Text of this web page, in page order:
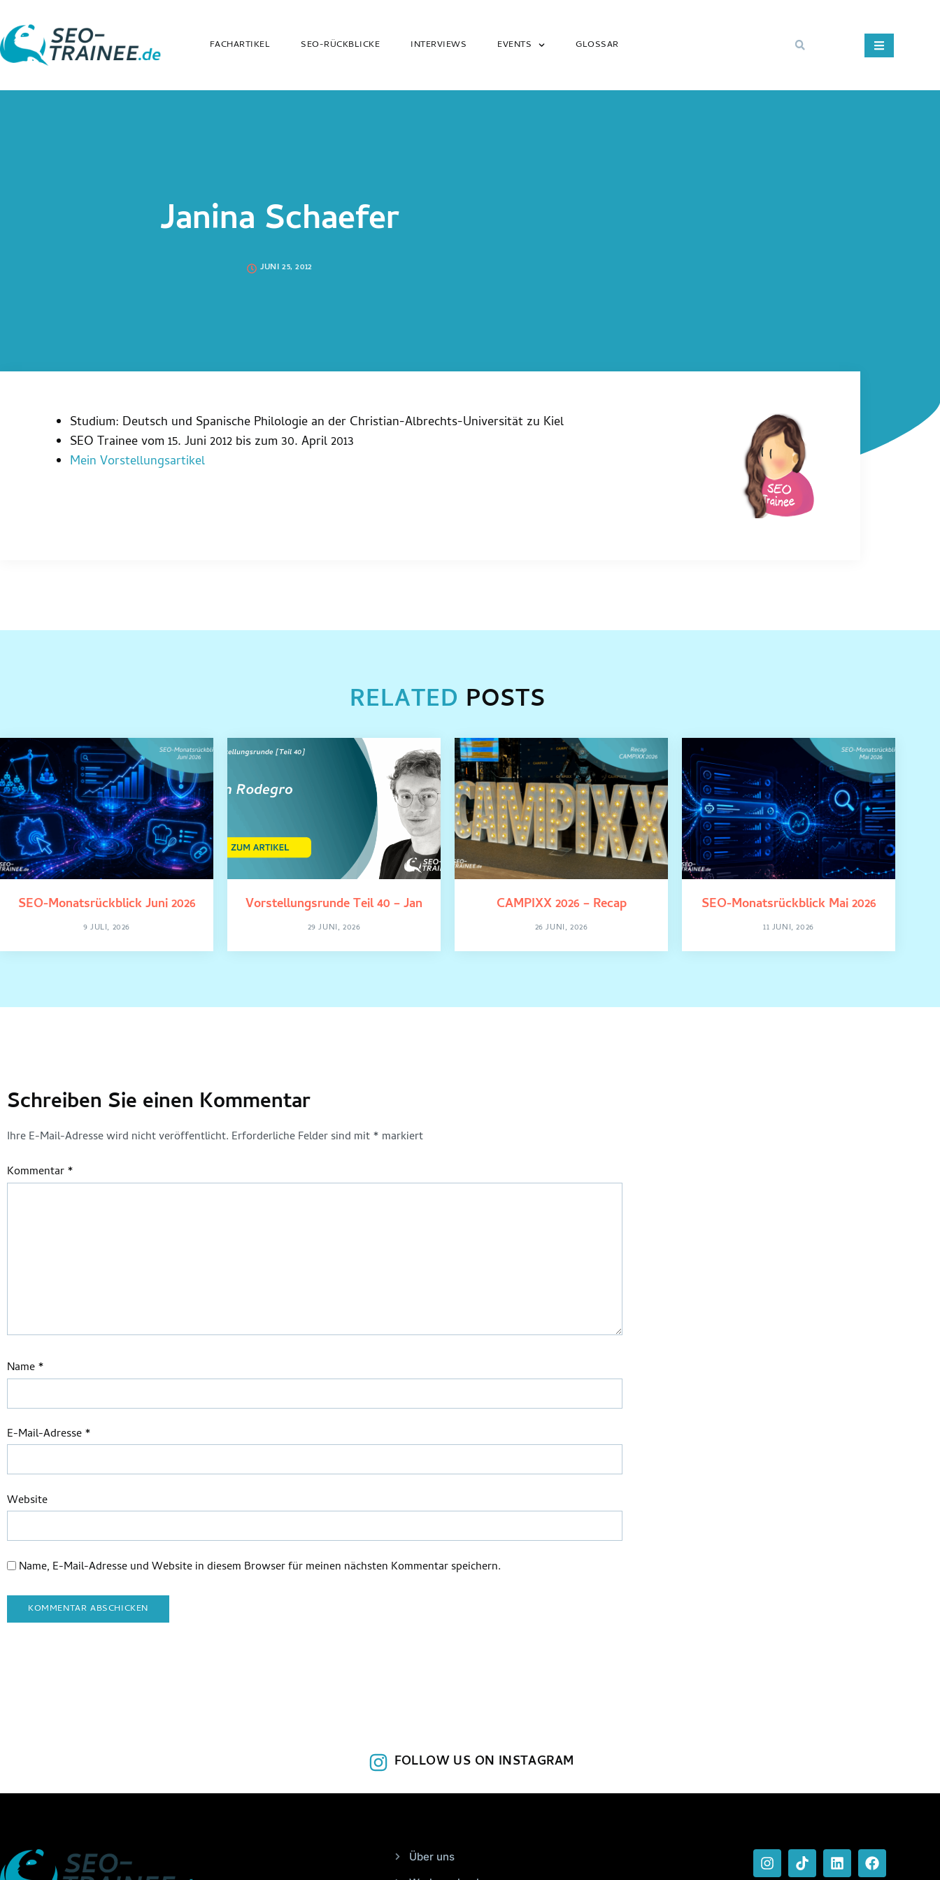
FACHARTIKEL SEO-RÜCKBLICKE INTERVIEWS EVENTS GLOSSAR
Janina Schaefer
JUNI 25, 2012
Studium: Deutsch und Spanische Philologie an der Christian-Albrechts-Universität zu Kiel
SEO Trainee vom 15. Juni 2012 bis zum 30. April 2013
Mein Vorstellungsartikel
RELATED POSTS
SEO-Monatsrückblick Juni 2026
9 JULI, 2026
Vorstellungsrunde Teil 40 – Jan
29 JUNI, 2026
CAMPIXX 2026 – Recap
26 JUNI, 2026
SEO-Monatsrückblick Mai 2026
11 JUNI, 2026
Schreiben Sie einen Kommentar
Ihre E-Mail-Adresse wird nicht veröffentlicht. Erforderliche Felder sind mit* markiert
Kommentar*
Name*
E-Mail-Adresse*
Website
Name, E-Mail-Adresse und Website in diesem Browser für meinen nächsten Kommentar speichern.
FOLLOW US ON INSTAGRAM
Über uns